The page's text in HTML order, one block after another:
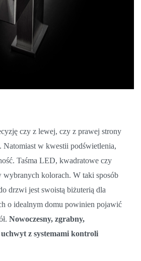
czy z lewej, czy z prawej strony
Natomiast w kwestii podświetlenia,
Taśma LED, kwadratowe czy
wybranych kolorach. W taki sposób
drzwi jest swoistą biżuterią dla
o idealnym domu powinien pojawić
Nowoczesny, zgrabny,
z systemami kontroli